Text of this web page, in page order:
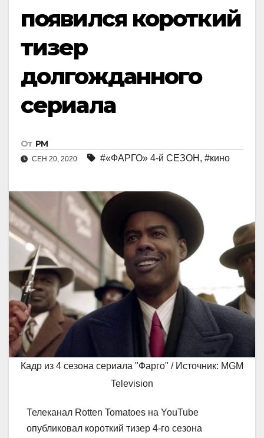
появился короткий
тизер
долгожданного
сериала
От РМ
СЕН 20, 2020 #«ФАРГО» 4-й СЕЗОН , #кино
Кадр из 4 сезона сериала "Фарго" / Источник: MGM
Television
Телеканал Rotten Tomatoes на YouTube
опубликовал короткий тизер 4-го сезона